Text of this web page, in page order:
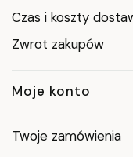
Czas i koszty
Zwrot zakupów
Moje konto
Twoje zamówienia